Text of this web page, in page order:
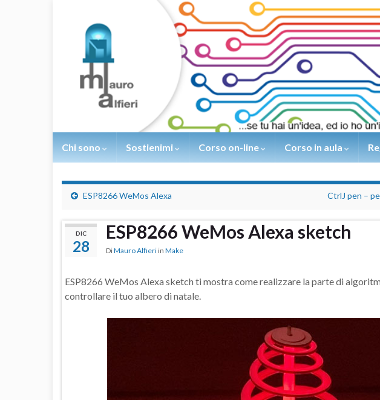
Chi sono Sostienimi Corso on-line Corso in aula
ESP8266 WeMos Alexa CtrlJ pen –
DIC
28
ESP8266 WeMos Alexa sketch
DiMauro Alfieri in Make
ESP8266 WeMos Alexa sketch ti mostra come realizzare la parte di
controllare il tuo albero di natale.